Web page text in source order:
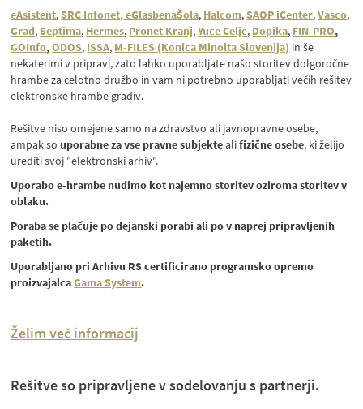
eAsistent,SRC Infonet,eGlasbenaŠola, Halcom,SAOP iCenter,Vasco,
Grad,Septima, Hermes, Pronet Kranj,Yuce Celje, Dopika, FIN-PRO,
GOInfo,ODOS, ISSA, M-FILES (Konica Minolta Slovenija) in še
nekaterimi v pripravi, zato lahko uporabljate našo storitev dolgoročne
hrambe za celotno družbo in vam ni potrebno uporabljati večih rešitev
elektronske hrambe gradiv.
Rešitve niso omejene samo na zdravstvo ali javnopravne osebe,
ampak so uporabne za vse pravne subjektealifizične osebe, ki želijo
urediti svoj "elektronski arhiv".
Uporabo e-hrambe nudimo kot najemno storitev oziroma storitev v
oblaku.
Poraba se plačuje po dejanski porabi ali po v naprej pripravljenih
paketih.
Uporabljano pri Arhivu RS certificirano programsko opremo
proizvajalcaGama System.
Želim več informacij
Rešitve so pripravljene v sodelovanju s partnerji.